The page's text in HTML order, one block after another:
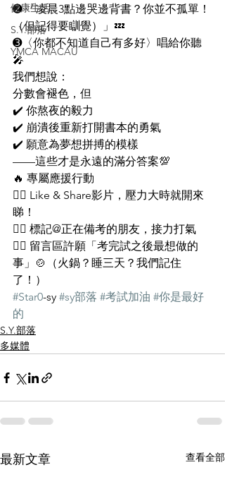
健康生活
S.Y.部落
YMCA MACAU
➋ 「凌晨3點邊哭邊背書？你並不孤單！
（但記得要瞓覺）」💤
➌〈你都不知道自己有多好〉唱給你聽
🎤
我們想說：
分數會褪色，但
✔️ 你熬夜的毅力
✔️ 崩潰後重新打開書本的勇氣
✔️ 願意為夢想拼搏的模樣
——這些才是永遠的滿分答案💯
🔥 專屬應援行動
👉🏻 Like & Share影片，壓力大時就開來
睇！
👉🏻 標記@正在備考的朋友，接力打氣
👉🏻 留言區許願「考完試之後最想做的
事」🍲（火鍋？睡三天？我們記住
了！）
#Star0-sy #sy部落 #考試加油 #你是最好
的
S.Y.部落
多媒體
最新文章 查看全部